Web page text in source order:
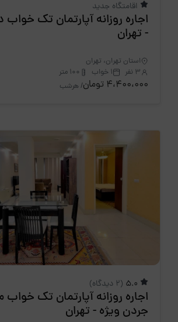
اقامتگاه جدید
اجاره روزانه آپارتمان تک
- تهران
استان تهران، تهران
3 نفر
1 خواب 100 متر
4،400،000 تومان / هرشب
(2 دیدگاه)
اجاره روزانه آپارتمان تک
جردن ویژه - تهران